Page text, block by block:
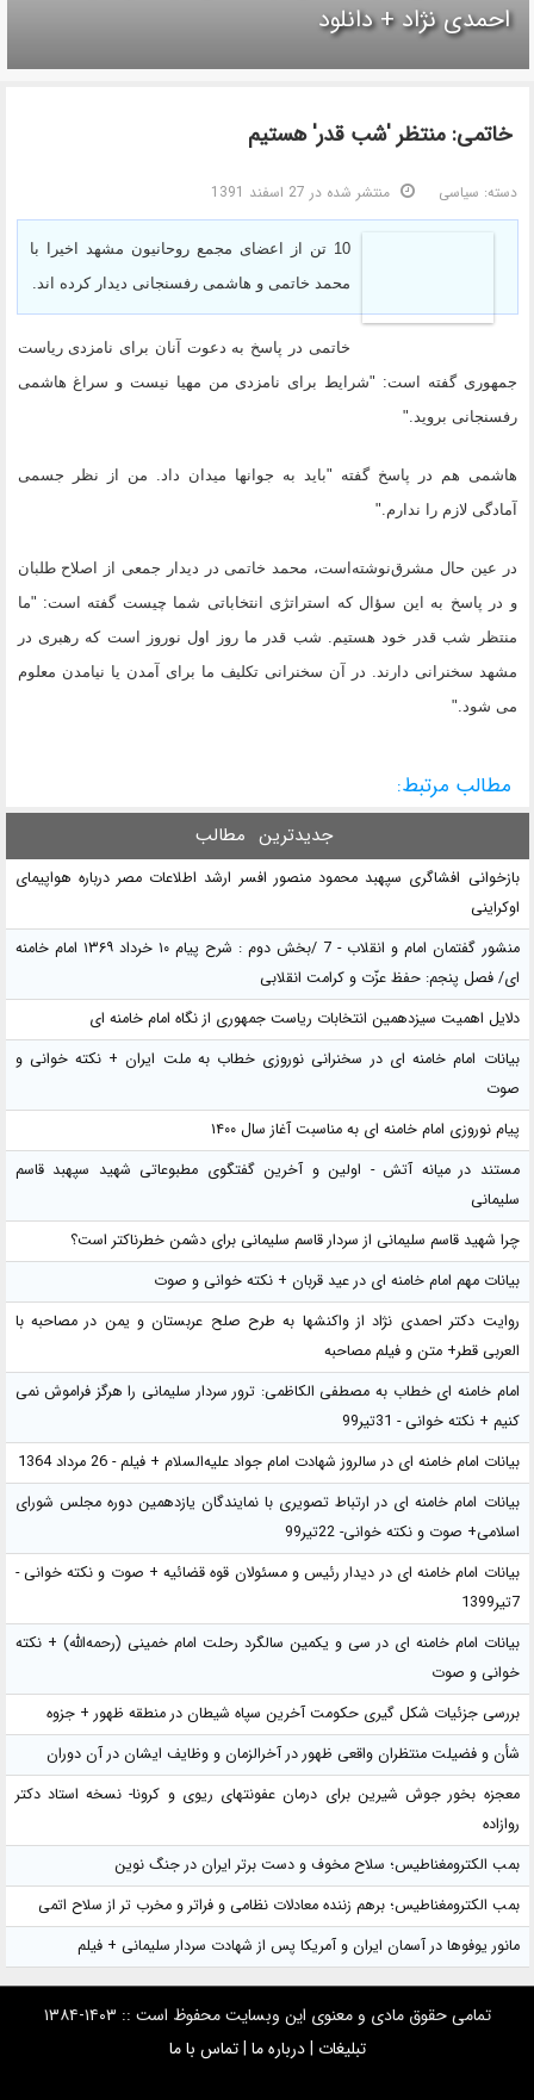
احمدی نژاد + دانلود
خاتمی: منتظر 'شب قدر' هستیم
دسته: سیاسی منتشر شده در 27 اسفند 1391
10 تن از اعضای مجمع روحانیون مشهد اخیرا با
محمد خاتمی و هاشمی رفسنجانی دیدار کرده اند.
خاتمی در پاسخ به دعوت آنان برای نامزدی ریاست
جمهوری گفته است: "شرایط برای نامزدی من مهیا نیست و سراغ هاشمی
رفسنجانی بروید."
هاشمی هم در پاسخ گفته "باید به جوانها میدان داد. من از نظر جسمی
آمادگی لازم را ندارم."
در عین حال مشرق‌نوشته‌است، محمد خاتمی در دیدار جمعی از اصلاح طلبان
و در پاسخ به این سؤال که استراتژی انتخاباتی شما چیست گفته است: "ما
منتظر شب قدر خود هستیم. شب قدر ما روز اول نوروز است که رهبری در
مشهد سخنرانی دارند. در آن سخنرانی تکلیف ما برای آمدن یا نیامدن معلوم
می شود."
مطالب مرتبط:
جدیدترین مطالب
بازخوانی افشاگری سپهبد محمود منصور افسر ارشد اطلاعات مصر درباره هواپیمای
اوکراینی
منشور گفتمان امام و انقلاب - 7 /بخش دوم : شرح پیام ۱۰ خرداد ۱۳۶۹ امام خامنه
ای/ فصل پنجم: حفظ عزّت و کرامت انقلابی
دلایل اهمیت سیزدهمین انتخابات ریاست جمهوری از نگاه امام خامنه ای
بیانات امام خامنه ای در سخنرانی نوروزی خطاب به ملت ایران + نکته خوانی و
صوت
پیام نوروزی امام خامنه ای به مناسبت آغاز سال ۱۴۰۰
مستند در میانه آتش - اولین و آخرین گفتگوی مطبوعاتی شهید سپهبد قاسم
سلیمانی
چرا شهید قاسم سلیمانی از سردار قاسم سلیمانی برای دشمن خطرناکتر است؟
بیانات مهم امام خامنه ای در عید قربان + نکته خوانی و صوت
روایت دکتر احمدی نژاد از واکنشها به طرح صلح عربستان و یمن در مصاحبه با
العربی قطر+ متن و فیلم مصاحبه
امام خامنه ای خطاب به مصطفی الکاظمی: ترور سردار سلیمانی را هرگز فراموش نمی
کنیم + نکته خوانی - 31تیر99
بیانات امام خامنه ای در سالروز شهادت امام جواد علیه‌السلام + فیلم - 26 مرداد 1364
بیانات امام خامنه ای در ارتباط تصویری با نمایندگان یازدهمین دوره مجلس شورای
اسلامی+ صوت و نکته خوانی- 22تیر99
بیانات امام خامنه ای در دیدار رئیس و مسئولان قوه قضائیه + صوت و نکته خوانی -
7تیر1399
بیانات امام خامنه ای در سی و یکمین سالگرد رحلت امام خمینی (رحمه‌الله) + نکته
خوانی و صوت
بررسی جزئیات شکل گیری حکومت آخرین سپاه شیطان در منطقه ظهور + جزوه
شأن و فضیلت منتظران واقعی ظهور در آخرالزمان و وظایف ایشان در آن دوران
معجزه بخور جوش شیرین برای درمان عفونتهای ریوی و کرونا- نسخه استاد دکتر
روازاده
بمب الکترومغناطیس؛ سلاح مخوف و دست برتر ایران در جنگ نوین
بمب الکترومغناطیس؛ برهم زننده معادلات نظامی و فراتر و مخرب تر از سلاح اتمی
مانور یوفوها در آسمان ایران و آمریکا پس از شهادت سردار سلیمانی + فیلم
تمامی حقوق مادی و معنوی این وبسایت محفوظ است :: ۱۴۰۳-۱۳۸۴
تبلیغات |درباره ما |تماس با ما